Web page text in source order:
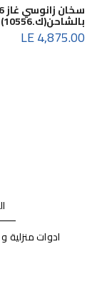
بالشاحن(ك.10556)
4,875.00 LE
ادوات